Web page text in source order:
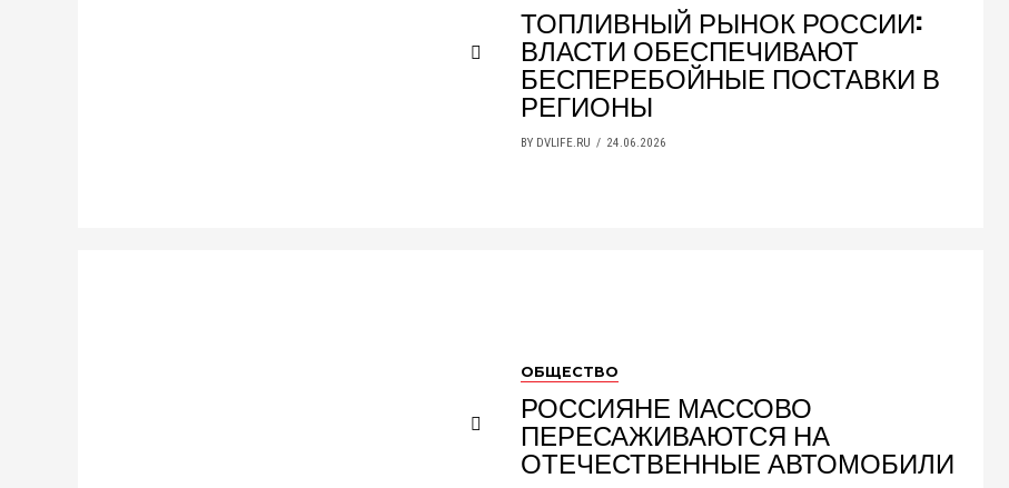
ТОПЛИВНЫЙ РЫНОК РОССИИ:
ВЛАСТИ ОБЕСПЕЧИВАЮТ
БЕСПЕРЕБОЙНЫЕ ПОСТАВКИ В
РЕГИОНЫ
BY DVLIFE.RU 24.06.2026
ОБЩЕСТВО
РОССИЯНЕ МАССОВО
ПЕРЕСАЖИВАЮТСЯ НА
ОТЕЧЕСТВЕННЫЕ АВТОМОБИЛИ